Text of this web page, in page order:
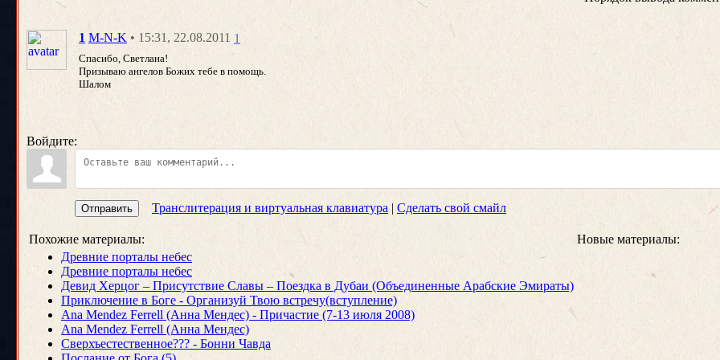
1 M-N-K • 15:31, 22.08.2011 1
Спасибо, Светлана!
Призываю ангелов Божих тебе в помощь.
Шалом
Войдите:
Отправить Транслитерация и виртуальная клавиатура | Сделать свой смайл
Похожие материалы:
Новые материалы:
Древние порталы небес
Древние порталы небес
Девид Херцог – Присутствие Славы – Поездка в Дубаи (Объединенные Арабские Эмираты)
Приключение в Боге - Организуй Твою встречу(вступление)
Ana Mendez Ferrell (Анна Мендес) - Причастие (7-13 июля 2008)
Ana Mendez Ferrell (Анна Мендес)
Сверхъестественное??? - Бонни Чавда